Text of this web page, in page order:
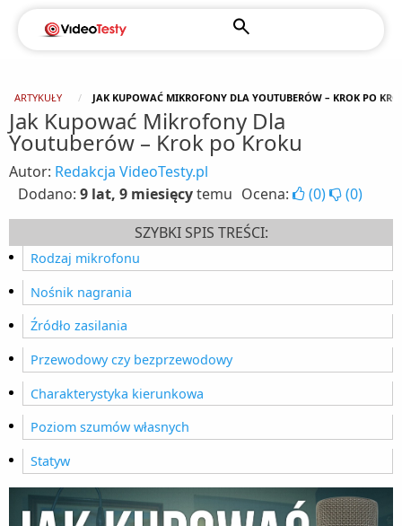
ARTYKUŁY JAK KUPOWAĆ MIKROFONY DLA YOUTUBERÓW – KROK PO
Jak Kupować Mikrofony Dla
Youtuberów – Krok po Kroku
Autor: Redakcja VideoTesty.pl
Dodano: 9 lat, 9 miesięcytemu Ocena: (0) (0)
SZYBKI SPIS TREŚCI:
Rodzaj mikrofonu
Nośnik nagrania
Źródło zasilania
Przewodowy czy bezprzewodowy
Charakterystyka kierunkowa
Poziom szumów własnych
Statyw